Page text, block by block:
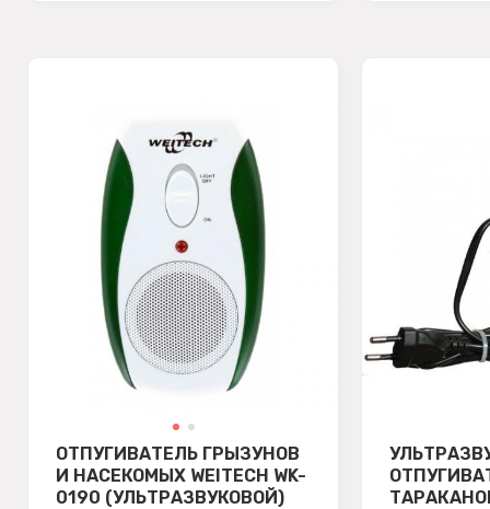
ОТПУГИВАТЕЛЬ ГРЫЗУНОВ
И НАСЕКОМЫХ WEITECH WK-
0190 (УЛЬТРАЗВУКОВОЙ)